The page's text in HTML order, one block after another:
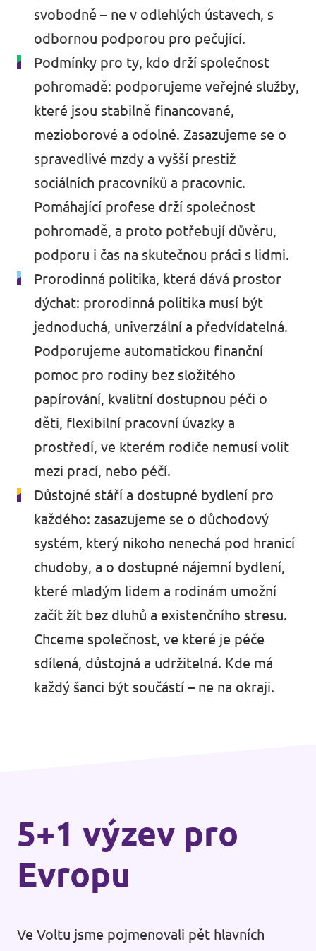
svobodně – ne v odlehlých ústavech, s
odbornou podporou pro pečující.
Podmínky pro ty, kdo drží společnost
pohromadě: podporujeme veřejné služby,
které jsou stabilně financované,
mezioborové a odolné. Zasazujeme se o
spravedlivé mzdy a vyšší prestiž
sociálních pracovníků a pracovnic.
Pomáhající profese drží společnost
pohromadě, a proto potřebují důvěru,
podporu i čas na skutečnou práci s lidmi.
Prorodinná politika, která dává prostor
dýchat: prorodinná politika musí být
jednoduchá, univerzální a předvídatelná.
Podporujeme automatickou finanční
pomoc pro rodiny bez složitého
papírování, kvalitní dostupnou péči o
děti, flexibilní pracovní úvazky a
prostředí, ve kterém rodiče nemusí volit
mezi prací, nebo péčí.
Důstojné stáří a dostupné bydlení pro
každého: zasazujeme se o důchodový
systém, který nikoho nenechá pod hranicí
chudoby, a o dostupné nájemní bydlení,
které mladým lidem a rodinám umožní
začít žít bez dluhů a existenčního stresu.
Chceme společnost, ve které je péče
sdílená, důstojná a udržitelná. Kde má
každý šanci být součástí – ne na okraji.
5+1 výzev pro
Evropu
Ve Voltu jsme pojmenovali pět hlavních